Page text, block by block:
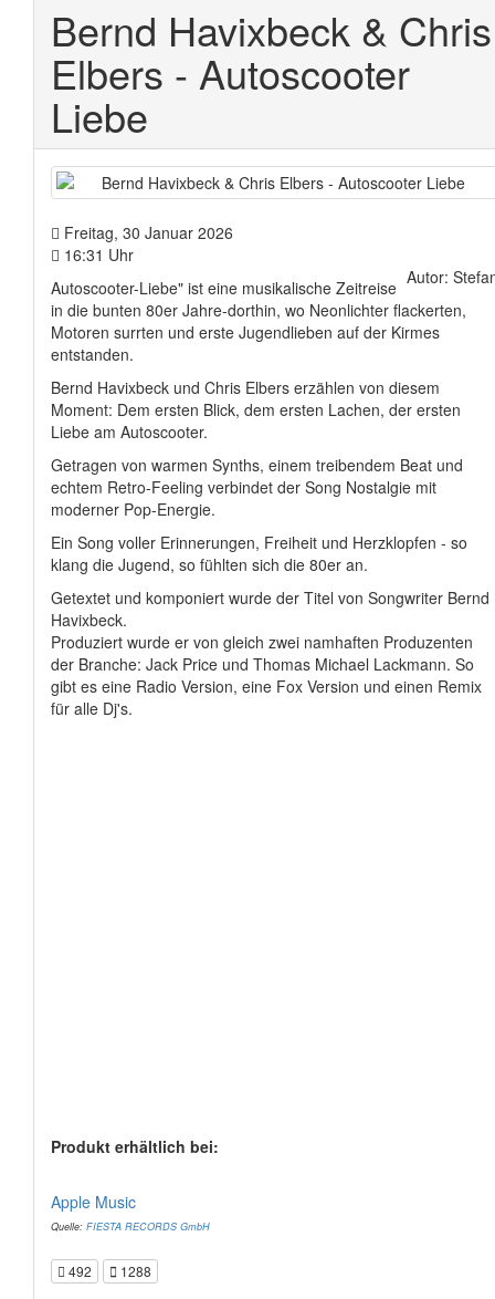
Bernd Havixbeck & Chris
Elbers - Autoscooter
Liebe
Freitag, 30 Januar 2026
16:31 Uhr
Autor:
Autoscooter-Liebe" ist eine musikalische Zeitreise
in die bunten 80er Jahre-dorthin, wo Neonlichter flackerten,
Motoren surrten und erste Jugendlieben auf der Kirmes
entstanden.
Bernd Havixbeck und Chris Elbers erzählen von diesem
Moment: Dem ersten Blick, dem ersten Lachen, der ersten
Liebe am Autoscooter.
Getragen von warmen Synths, einem treibendem Beat und
echtem Retro-Feeling verbindet der Song Nostalgie mit
moderner Pop-Energie.
Ein Song voller Erinnerungen, Freiheit und Herzklopfen - so
klang die Jugend, so fühlten sich die 80er an.
Getextet und komponiert wurde der Titel von Songwriter Bernd
Havixbeck.
Produziert wurde er von gleich zwei namhaften Produzenten
der Branche: Jack Price und Thomas Michael Lackmann. So
gibt es eine Radio Version, eine Fox Version und einen Remix
für alle Dj's.
Produkt erhältlich bei:
Apple Music
Quelle: FIESTA RECORDS GmbH
492 1288